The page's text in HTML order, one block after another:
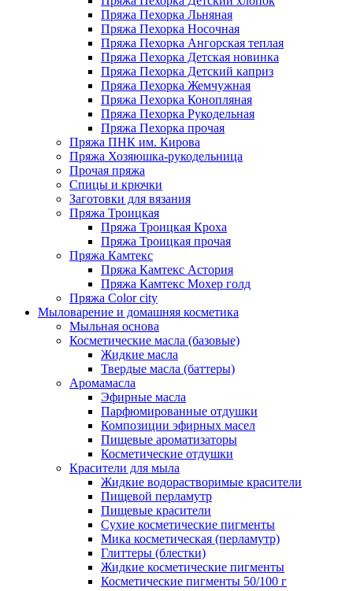
Пряжа Пехорка Льняная
Пряжа Пехорка Носочная
Пряжа Пехорка Ангорская теплая
Пряжа Пехорка Детская новинка
Пряжа Пехорка Детский каприз
Пряжа Пехорка Жемчужная
Пряжа Пехорка Конопляная
Пряжа Пехорка Рукодельная
Пряжа Пехорка прочая
Пряжа ПНК им. Кирова
Пряжа Хозяюшка-рукодельница
Прочая пряжа
Спицы и крючки
Заготовки для вязания
Пряжа Троицкая
Пряжа Троицкая Кроха
Пряжа Троицкая прочая
Пряжа Камтекс
Пряжа Камтекс Астория
Пряжа Камтекс Мохер голд
Пряжа Color city
Мыловарение и домашняя косметика
Мыльная основа
Косметические масла (базовые)
Жидкие масла
Твердые масла (баттеры)
Аромамасла
Эфирные масла
Парфюмированные отдушки
Композиции эфирных масел
Пищевые ароматизаторы
Косметические отдушки
Красители для мыла
Жидкие водорастворимые красители
Пищевой перламутр
Пищевые красители
Сухие косметические пигменты
Мика косметическая (перламутр)
Глиттеры (блестки)
Жидкие косметические пигменты
Косметические пигменты 50/100 г